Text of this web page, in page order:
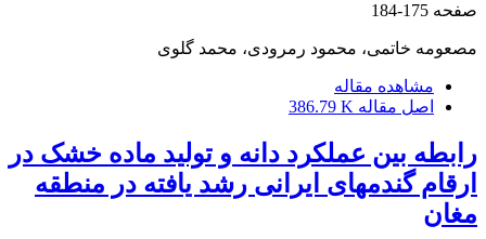
صفحه 175-184
مصعومه خاتمی، محمود رمرودی، محمد گلوی
مشاهده مقاله
اصل مقاله 386.79 K
رابطه بین عملکرد دانه و تولید ماده خشک در
ارقام گندمهای ایرانی رشد یافته در منطقه
مغان